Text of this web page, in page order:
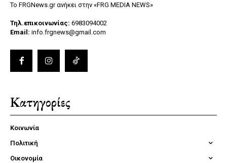
Το FRGNews.gr ανήκει στην «FRG MEDIA NEWS»
Τηλ.επικοινωνίας: 6983094002
Email: info.frgnews@gmail.com
Κατηγορίες
Κοινωνία
Πολιτική
Οικονομία